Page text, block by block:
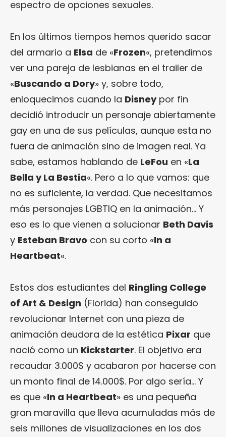
espectro de opciones sexuales.
En los últimos tiempos hemos querido sacar
del armario a Elsa de «Frozen«, pretendimos
ver una pareja de lesbianas en el trailer de
«Buscando a Dory» y, sobre todo,
enloquecimos cuando la Disneypor fin
decidió introducir un personaje abiertamente
gay en una de sus películas, aunque esta no
fuera de animación sino de imagen real. Ya
sabe, estamos hablando de LeFou en «La
Bella y La Bestia«. Pero a lo que vamos: que
no es suficiente, la verdad. Que necesitamos
más personajes LGBTIQ en la animación… Y
eso es lo que vienen a solucionar Beth Davis
y Esteban Bravo con su corto «In a
Heartbeat«.
Estos dos estudiantes del Ringling College
of Art & Design (Florida) han conseguido
revolucionar Internet con una pieza de
animación deudora de la estética Pixar que
nació como un Kickstarter. El objetivo era
recaudar 3.000$ y acabaron por hacerse con
un monto final de 14.000$. Por algo sería… Y
es que «In a Heartbeat» es una pequeña
gran maravilla que lleva acumuladas más de
seis millones de visualizaciones en los dos